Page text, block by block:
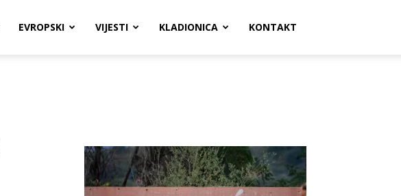
EVROPSKI VIJESTI KLADIONICA KONTAKT